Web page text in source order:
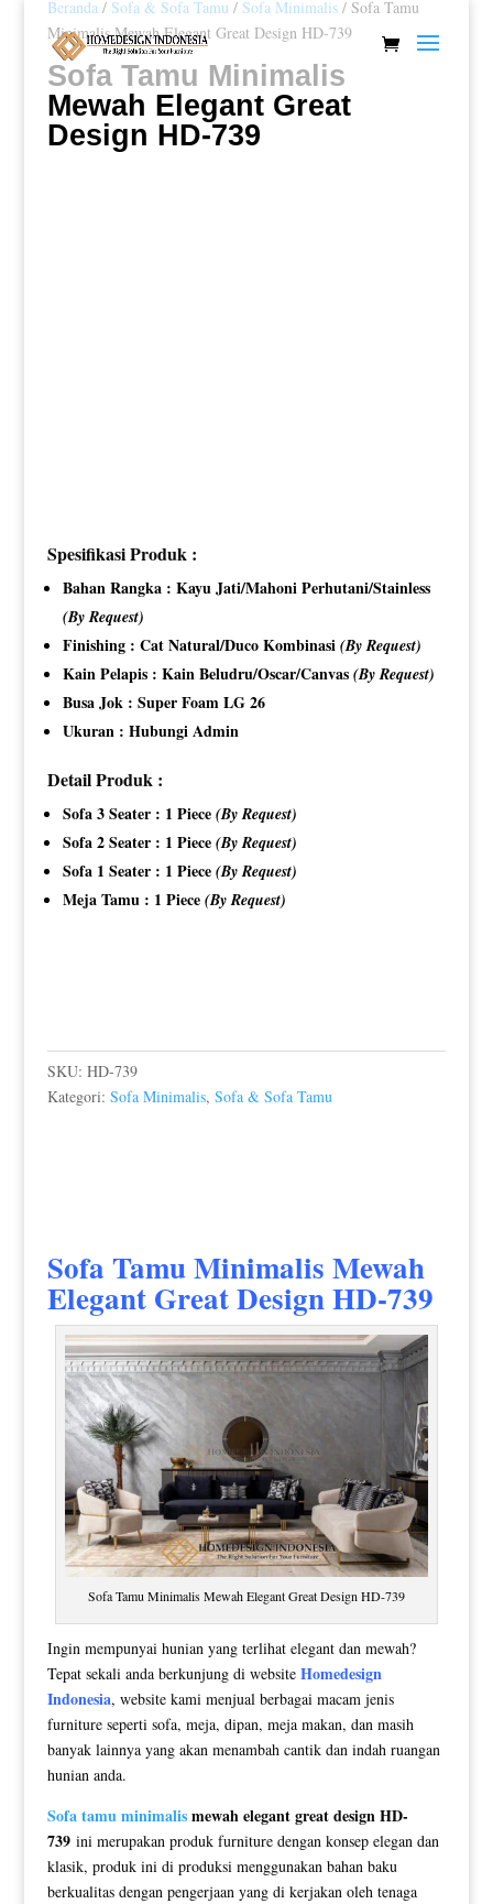
Beranda/ Sofa & Sofa Tamu / Sofa Minimalis/ Sofa Tamu
Minimalis Mewah Elegant Great Design HD-739
Sofa Tamu Minimalis
Mewah Elegant Great
Design HD-739
Spesifikasi Produk :
Bahan Rangka : Kayu Jati/Mahoni Perhutani/Stainless
(By Request)
Finishing : Cat Natural/Duco Kombinasi (By Request)
Kain Pelapis : Kain Beludru/Oscar/Canvas (By Request)
Busa Jok : Super Foam LG 26
Ukuran : Hubungi Admin
Detail Produk :
Sofa 3 Seater : 1 Piece (By Request)
Sofa 2 Seater : 1 Piece (By Request)
Sofa 1 Seater : 1 Piece (By Request)
Meja Tamu : 1 Piece (By Request)
SKU: HD-739
Kategori: Sofa Minimalis, Sofa & Sofa Tamu
Sofa Tamu Minimalis Mewah
Elegant Great Design HD-739
Sofa Tamu Minimalis Mewah Elegant Great Design HD-739
Ingin mempunyai hunian yang terlihat elegant dan mewah?
Tepat sekali anda berkunjung di website Homedesign
Indonesia, website kami menjual berbagai macam jenis
furniture seperti sofa, meja, dipan, meja makan, dan masih
banyak lainnya yang akan menambah cantik dan indah ruangan
hunian anda.
Sofa tamu minimalismewah elegant great design HD-
739ini merupakan produk furniture dengan konsep elegan dan
klasik, produk ini di produksi menggunakan bahan baku
berkualitas dengan pengerjaan yang di kerjakan oleh tenaga